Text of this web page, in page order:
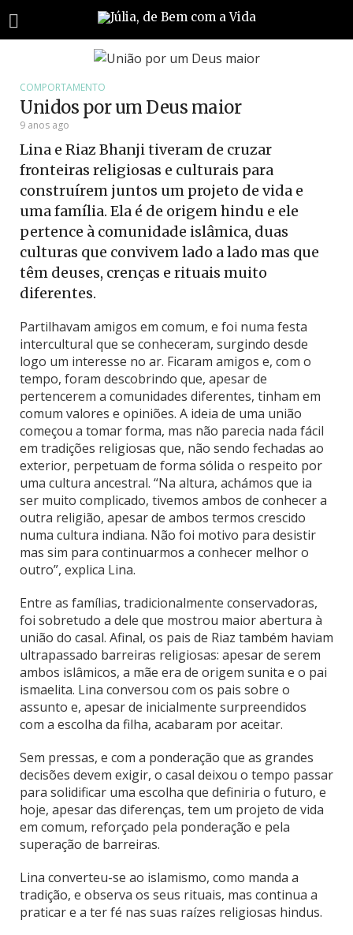
COMPORTAMENTO
Unidos por um Deus maior
9 anos ago
Lina e Riaz Bhanji tiveram de cruzar
fronteiras religiosas e culturais para
construírem juntos um projeto de vida e
uma família. Ela é de origem hindu e ele
pertence à comunidade islâmica, duas
culturas que convivem lado a lado mas que
têm deuses, crenças e rituais muito
diferentes.
Partilhavam amigos em comum, e foi numa festa
intercultural que se conheceram, surgindo desde
logo um interesse no ar. Ficaram amigos e, com o
tempo, foram descobrindo que, apesar de
pertencerem a comunidades diferentes, tinham em
comum valores e opiniões. A ideia de uma união
começou a tomar forma, mas não parecia nada fácil
em tradições religiosas que, não sendo fechadas ao
exterior, perpetuam de forma sólida o respeito por
uma cultura ancestral. “Na altura, achámos que ia
ser muito complicado, tivemos ambos de conhecer a
outra religião, apesar de ambos termos crescido
numa cultura indiana. Não foi motivo para desistir
mas sim para continuarmos a conhecer melhor o
outro”, explica Lina.
Entre as famílias, tradicionalmente conservadoras,
foi sobretudo a dele que mostrou maior abertura à
união do casal. Afinal, os pais de Riaz também haviam
ultrapassado barreiras religiosas: apesar de serem
ambos islâmicos, a mãe era de origem sunita e o pai
ismaelita. Lina conversou com os pais sobre o
assunto e, apesar de inicialmente surpreendidos
com a escolha da filha, acabaram por aceitar.
Sem pressas, e com a ponderação que as grandes
decisões devem exigir, o casal deixou o tempo passar
para solidificar uma escolha que definiria o futuro, e
hoje, apesar das diferenças, tem um projeto de vida
em comum, reforçado pela ponderação e pela
superação de barreiras.
Lina converteu-se ao islamismo, como manda a
tradição, e observa os seus rituais, mas continua a
praticar e a ter fé nas suas raízes religiosas hindus.